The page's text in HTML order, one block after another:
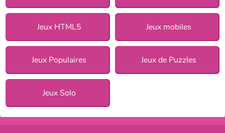
Jeux HTML5 Jeux mobiles
Jeux Populaires Jeux de Puzzles
Jeux Solo